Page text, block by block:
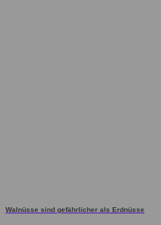
Walnüsse sind gefährlicher als Erdnüsse